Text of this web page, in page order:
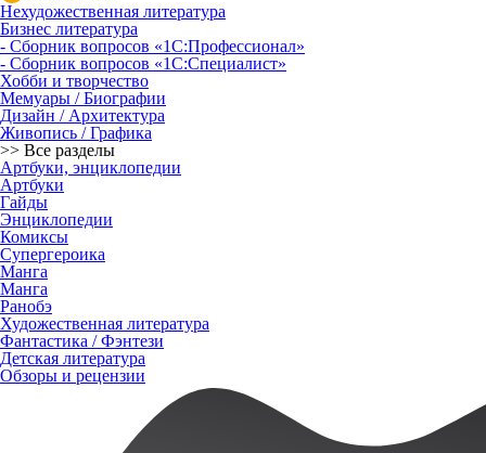
Нехудожественная литература
Бизнес литература
- Сборник вопросов «1С:Профессионал»
- Сборник вопросов «1С:Специалист»
Хобби и творчество
Мемуары / Биографии
Дизайн / Архитектура
Живопись / Графика
>> Все разделы
Артбуки, энциклопедии
Артбуки
Гайды
Энциклопедии
Комиксы
Супергероика
Манга
Манга
Ранобэ
Художественная литература
Фантастика / Фэнтези
Детская литература
Обзоры и рецензии